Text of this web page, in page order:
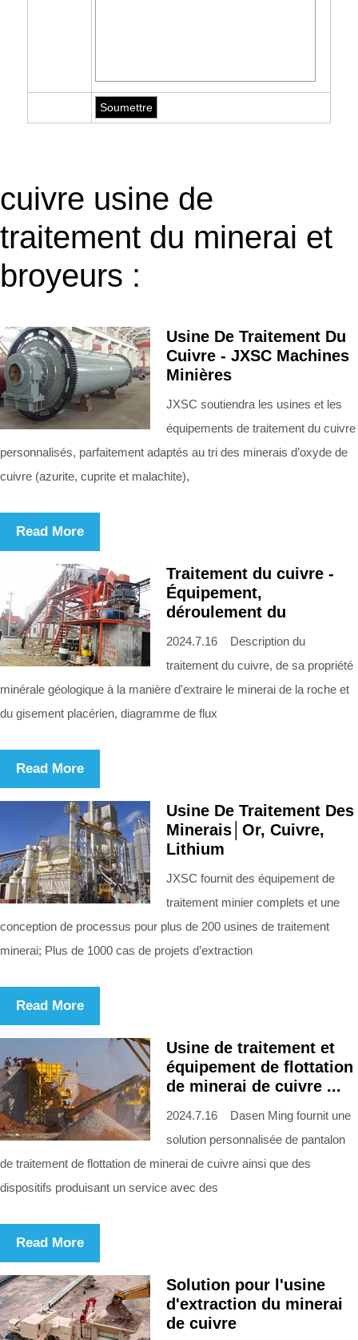
cuivre usine de
traitement du minerai et
broyeurs :
Usine De Traitement Du
Cuivre - JXSC Machines
Minières
JXSC soutiendra les usines et les
équipements de traitement du cuivre
personnalisés, parfaitement adaptés au tri des minerais d’oxyde de
cuivre (azurite, cuprite et malachite),
Read More
Traitement du cuivre -
Équipement,
déroulement du
2024.7.16 Description du
traitement du cuivre, de sa propriété
minérale géologique à la manière d'extraire le minerai de la roche et
du gisement placérien, diagramme de flux
Read More
Usine De Traitement Des
Minerais│Or, Cuivre,
Lithium
JXSC fournit des équipement de
traitement minier complets et une
conception de processus pour plus de 200 usines de traitement
minerai; Plus de 1000 cas de projets d’extraction
Read More
Usine de traitement et
équipement de flottation
de minerai de cuivre ...
2024.7.16 Dasen Ming fournit une
solution personnalisée de pantalon
de traitement de flottation de minerai de cuivre ainsi que des
dispositifs produisant un service avec des
Read More
Solution pour l'usine
d'extraction du minerai
de cuivre